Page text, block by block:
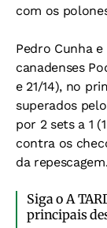
com os
Pedro Cunha
canadenses
e 21/14), no
superados
por 2 sets a 1
contra os
da repescagem.
Siga o A
principais